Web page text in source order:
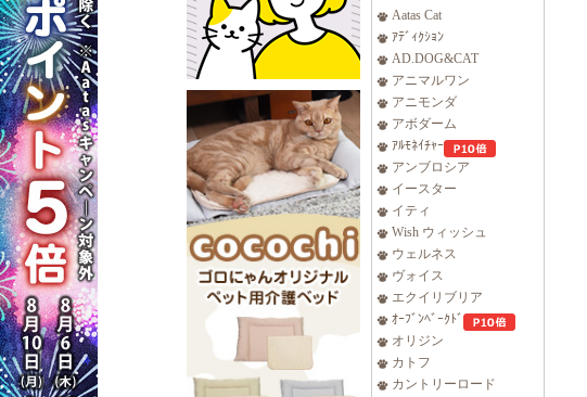
Aatas Cat
ｱﾃﾞｨｸｼｮﾝ
AD.DOG&CAT
アニマルワン
アニモンダ
アボダーム
ｱﾙﾓﾈｲﾁｬｰ
アンブロシア
イースター
イティ
Wish ウィッシュ
ウェルネス
ヴォイス
エクイリブリア
ｵｰﾌﾞﾝﾍﾞｰｸﾄﾞ
オリジン
カトフ
カントリーロード